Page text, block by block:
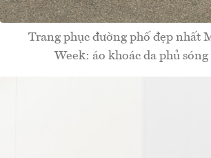
Trang phục đường phố đẹp nhất
Week: áo khoác da phủ